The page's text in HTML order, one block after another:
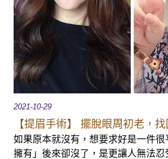
2021-10-29
【提眉手術】 擺脫眼周初老，
如果原本就沒有，想要求好是一件
擁有」後來卻沒了，是更讓人無法忍